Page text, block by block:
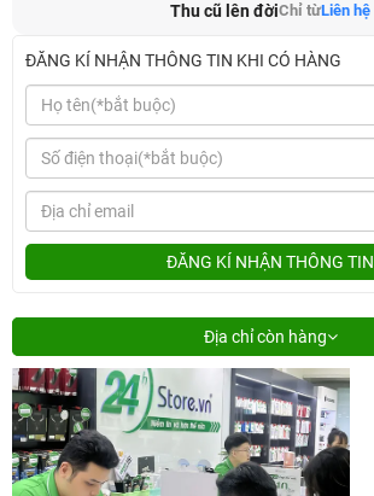
Thu cũ lên đờiChỉ từLiên hệ
ĐĂNG KÍ NHẬN THÔNG TIN KHI CÓ HÀNG
ĐĂNG KÍ NHẬN THÔNG TIN
Địa chỉ còn hàng